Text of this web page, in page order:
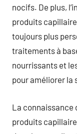
nocifs. De plus,
produits
toujours plus
traitements à
nourrissants et
pour améliorer la
La connaissance
produits